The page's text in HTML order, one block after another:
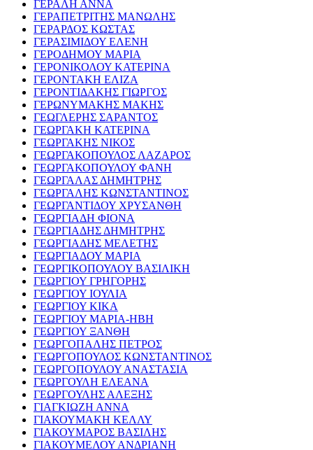
ΓΕΡΑΛΗ ΑΝΝΑ
ΓΕΡΑΠΕΤΡΙΤΗΣ ΜΑΝΩΛΗΣ
ΓΕΡΑΡΔΟΣ ΚΩΣΤΑΣ
ΓΕΡΑΣΙΜΙΔΟΥ ΕΛΕΝΗ
ΓΕΡΟΔΗΜΟΥ ΜΑΡΙΑ
ΓΕΡΟΝΙΚΟΛΟΥ ΚΑΤΕΡΙΝΑ
ΓΕΡΟΝΤΑΚΗ ΕΛΙΖΑ
ΓΕΡΟΝΤΙΔΑΚΗΣ ΓΙΩΡΓΟΣ
ΓΕΡΩΝΥΜΑΚΗΣ ΜΑΚΗΣ
ΓΕΩΓΛΕΡΗΣ ΣΑΡΑΝΤΟΣ
ΓΕΩΡΓΑΚΗ ΚΑΤΕΡΙΝΑ
ΓΕΩΡΓΑΚΗΣ ΝΙΚΟΣ
ΓΕΩΡΓΑΚΟΠΟΥΛΟΣ ΛΑΖΑΡΟΣ
ΓΕΩΡΓΑΚΟΠΟΥΛΟΥ ΦΑΝΗ
ΓΕΩΡΓΑΛΑΣ ΔΗΜΗΤΡΗΣ
ΓΕΩΡΓΑΛΗΣ ΚΩΝΣΤΑΝΤΙΝΟΣ
ΓΕΩΡΓΑΝΤΙΔΟΥ ΧΡΥΣΑΝΘΗ
ΓΕΩΡΓΙΑΔΗ ΦΙΟΝΑ
ΓΕΩΡΓΙΑΔΗΣ ΔΗΜΗΤΡΗΣ
ΓΕΩΡΓΙΑΔΗΣ ΜΕΛΕΤΗΣ
ΓΕΩΡΓΙΑΔΟΥ ΜΑΡΙΑ
ΓΕΩΡΓΙΚΟΠΟΥΛΟΥ ΒΑΣΙΛΙΚΗ
ΓΕΩΡΓΙΟΥ ΓΡΗΓΟΡΗΣ
ΓΕΩΡΓΙΟΥ ΙΟΥΛΙΑ
ΓΕΩΡΓΙΟΥ ΚΙΚΑ
ΓΕΩΡΓΙΟΥ ΜΑΡΙΑ-ΗΒΗ
ΓΕΩΡΓΙΟΥ ΞΑΝΘΗ
ΓΕΩΡΓΟΠΑΛΗΣ ΠΕΤΡΟΣ
ΓΕΩΡΓΟΠΟΥΛΟΣ ΚΩΝΣΤΑΝΤΙΝΟΣ
ΓΕΩΡΓΟΠΟΥΛΟΥ ΑΝΑΣΤΑΣΙΑ
ΓΕΩΡΓΟΥΛΗ ΕΛΕΑΝΑ
ΓΕΩΡΓΟΥΛΗΣ ΑΛΕΞΗΣ
ΓΙΑΓΚΙΩΖΗ ΑΝΝΑ
ΓΙΑΚΟΥΜΑΚΗ ΚΕΛΛΥ
ΓΙΑΚΟΥΜΑΡΟΣ ΒΑΣΙΛΗΣ
ΓΙΑΚΟΥΜΕΛΟΥ ΑΝΔΡΙΑΝΗ